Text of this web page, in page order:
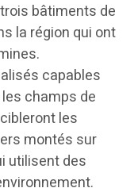
bâtiments de
la région qui ont
capables
champs de
les
montés sur
utilisent des